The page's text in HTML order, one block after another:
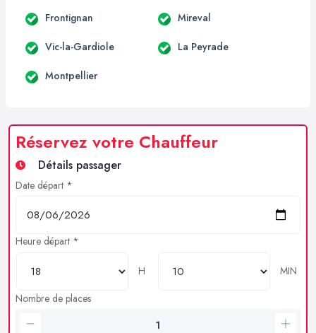
Frontignan Mireval
Vic-la-Gardiole La Peyrade
Montpellier
Réservez votre Chauffeur
Détails passager
Date départ *
Heure départ *
H
MIN
Nombre de places